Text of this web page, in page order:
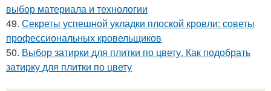
выбор материала и технологии
49. Секреты успешной укладки плоской кровли: советы
профессиональных кровельщиков
50. Выбор затирки для плитки по цвету. Как подобрать
затирку для плитки по цвету